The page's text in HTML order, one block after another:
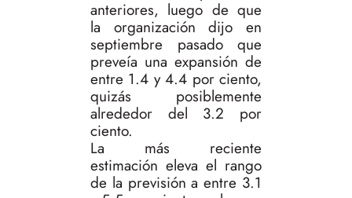
anteriores, luego de que
la organización dijo en
septiembre pasado que
preveía una expansión de
entre 1.4 y 4.4 por ciento,
quizás posiblemente
alrededor del 3.2 por
ciento.
La más reciente
estimación eleva el rango
de la previsión a entre 3.1